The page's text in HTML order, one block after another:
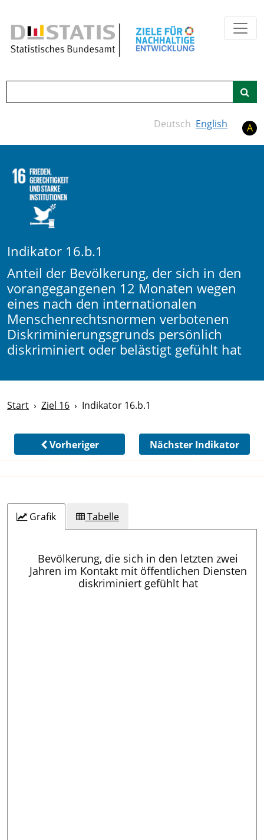
Deutsch English A
Indikator 16.b.1
Anteil der Bevölkerung, der sich in den
vorangegangenen 12 Monaten wegen
eines nach den internationalen
Menschenrechtsnormen verbotenen
Diskriminierungsgrunds persönlich
diskriminiert oder belästigt gefühlt hat
Start Ziel 16 Indikator 16.b.1
Vorheriger
Indikator
Nächster Indikator
Grafik Tabelle
Bevölkerung, die sich in den letzten zwei
Jahren im Kontakt mit öffentlichen Diensten
diskriminiert gefühlt hat